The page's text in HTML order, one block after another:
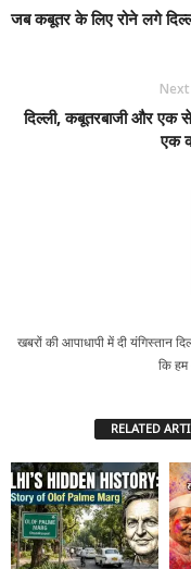
जब कबूतर के लिए रोने लगे
दिल्ली, कबूतरबाजी और एक
एक
खबरों की आपाधापी में दी यंगिस्तान
कि
RELATED